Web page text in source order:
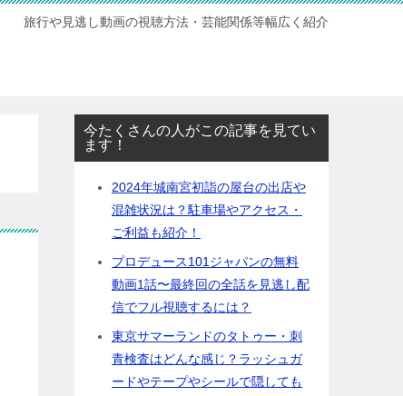
旅行や見逃し動画の視聴方法・芸能関係等幅広く紹介
今たくさんの人がこの記事を見てい
ます！
2024年城南宮初詣の屋台の出店や
混雑状況は？駐車場やアクセス・
ご利益も紹介！
プロデュース101ジャパンの無料
動画1話〜最終回の全話を見逃し配
信でフル視聴するには？
東京サマーランドのタトゥー・刺
青検査はどんな感じ？ラッシュガ
ードやテープやシールで隠しても